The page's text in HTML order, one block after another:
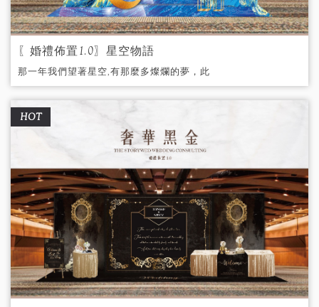
〖婚禮佈置1.0〗星空物語
那一年我們望著星空,有那麼多燦爛的夢，此
刻的我擁有你,就像擁有整片宇宙。
HOT